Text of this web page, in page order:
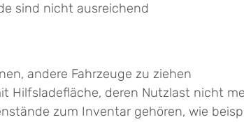
sind nicht ausreichend
andere Fahrzeuge zu ziehen
Hilfsladefläche, deren Nutzlast nicht
zum Inventar gehören, wie